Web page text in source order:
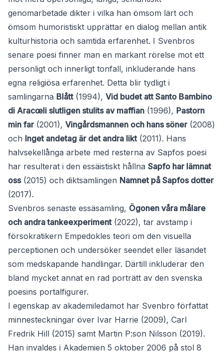
genomarbetade dikter i vilka han ömsom lärt och
ömsom humoristiskt upprättar en dialog mellan antik
kulturhistoria och samtida erfarenhet. I Svenbros
senare poesi finner man en markant rörelse mot ett
personligt och innerligt tonfall, inkluderande hans
egna religiösa erfarenhet. Detta blir tydligt i
samlingarna Blått(1994), Vid budet att Santo Bambino
di Aracœli slutligen stulits av maffian (1996), Pastorn
min far(2001), Vingårdsmannen och hans söner(2008)
och Inget andetag är det andra likt(2011). Hans
halvsekellånga arbete med resterna av Sapfos poesi
har resulterat i den essäistiskt hållna Sapfo har lämnat
oss(2015) och diktsamlingen Namnet på Sapfos dotter
(2017).
Svenbros senaste essäsamling, Ögonen våra målare
och andra tankeexperiment(2022), tar avstamp i
försokratikern Empedokles teori om den visuella
perceptionen och undersöker seendet eller läsandet
som medskapande handlingar. Därtill inkluderar den
bland mycket annat en rad porträtt av den svenska
poesins portalfigurer.
I egenskap av akademiledamot har Svenbro författat
minnesteckningar över Ivar Harrie (2009), Carl
Fredrik Hill (2015) samt Martin P:son Nilsson (2019).
Han invaldes i Akademien 5 oktober 2006 på stol 8